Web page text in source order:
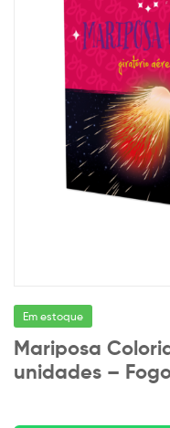
Em estoque
Mariposa
unidades –